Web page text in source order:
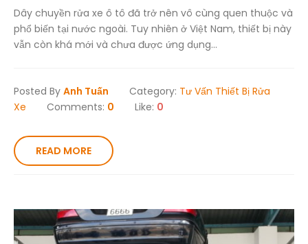
Dây chuyền rửa xe ô tô đã trở nên vô cùng quen thuộc và
phổ biến tại nước ngoài. Tuy nhiên ở Việt Nam, thiết bị này
vẫn còn khá mới và chưa được ứng dụng...
Posted By Anh Tuấn Category: Tư Vấn Thiết Bị Rửa
Xe
Comments: 0 Like: 0
READ MORE